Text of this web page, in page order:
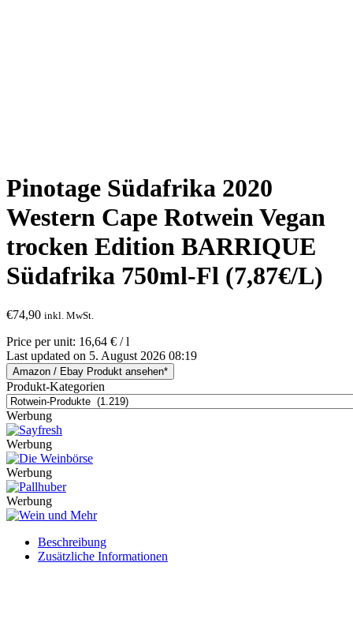
Pinotage Südafrika 2020
Western Cape Rotwein Vegan
trocken Edition BARRIQUE
Südafrika 750ml-Fl (7,87€/L)
€74,90 inkl. MwSt.
Price per unit: 16,64 € / l
Last updated on 5. August 2026 08:19
Amazon / Ebay Produkt ansehen*
Produkt-Kategorien
Werbung
Werbung
Werbung
Werbung
Beschreibung
Zusätzliche Informationen